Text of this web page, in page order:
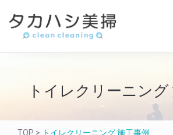
トイレクリーニン
TOP > トイレクリーニング 施工事例